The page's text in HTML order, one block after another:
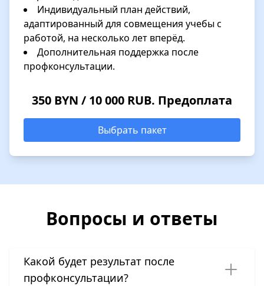
Индивидуальный план действий,
адаптированный для совмещения учебы с
работой, на несколько лет вперёд.
Дополнительная поддержка после
профконсультации.
350 BYN / 10 000 RUB. Предоплата
Выбрать пакет
Вопросы и ответы
Какой будет результат после
профконсультации?